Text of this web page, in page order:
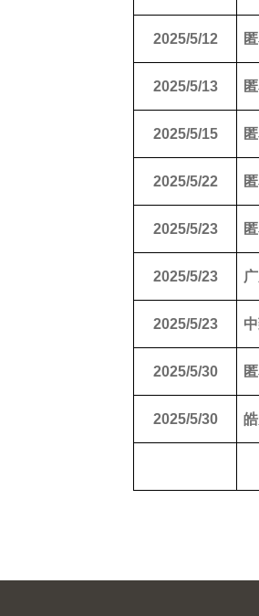
2025/5/12
2025/5/13
2025/5/15
2025/5/22
2025/5/23
2025/5/23
2025/5/23
2025/5/30
2025/5/30